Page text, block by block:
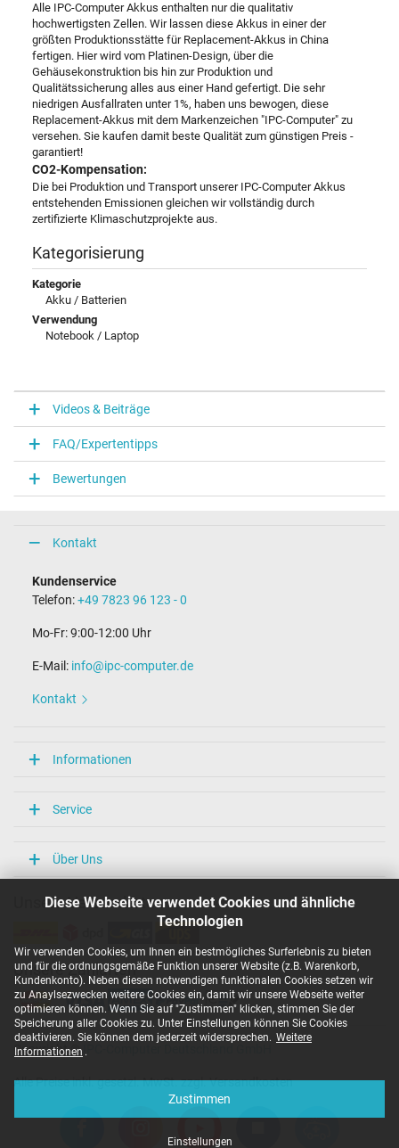
Diese Webseite verwendet Cookies und ähnliche
Technologien
Wir verwenden Cookies, um Ihnen ein bestmögliches Surferlebnis zu bieten
und für die ordnungsgemäße Funktion unserer Website (z.B. Warenkorb,
Kundenkonto). Neben diesen notwendigen funktionalen Cookies setzen wir
zu Anaylsezwecken weitere Cookies ein, damit wir unsere Webseite weiter
optimieren können. Wenn Sie auf "Zustimmen" klicken, stimmen Sie der
Speicherung aller Cookies zu. Unter Einstellungen können Sie Cookies
deaktivieren. Sie können dem jederzeit widersprechen. Weitere
Informationen .
Zustimmen
Einstellungen
Alle IPC-Computer Akkus enthalten nur die qualitativ
hochwertigsten Zellen. Wir lassen diese Akkus in einer der
größten Produktionsstätte für Replacement-Akkus in China
fertigen. Hier wird vom Platinen-Design, über die
Gehäusekonstruktion bis hin zur Produktion und
Qualitätssicherung alles aus einer Hand gefertigt. Die sehr
niedrigen Ausfallraten unter 1%, haben uns bewogen, diese
Replacement-Akkus mit dem Markenzeichen "IPC-Computer" zu
versehen. Sie kaufen damit beste Qualität zum günstigen Preis -
garantiert!
CO2-Kompensation:
Die bei Produktion und Transport unserer IPC-Computer Akkus
entstehenden Emissionen gleichen wir vollständig durch
zertifizierte Klimaschutzprojekte aus.
Kategorisierung
Kategorie
Akku / Batterien
Verwendung
Notebook / Laptop
Videos & Beiträge
FAQ/Expertentipps
Bewertungen
Kontakt
Kundenservice
Telefon:+49 7823 96 123 - 0
Mo-Fr: 9:00-12:00 Uhr
E-Mail: info@ipc-computer.de
Kontakt
Informationen
Service
Über Uns
Unsere Versandarten
Unsere Zahlarten
Copyright ©
Alle Preise inkl. gesetzl. MwSt. zzgl. Versandkosten